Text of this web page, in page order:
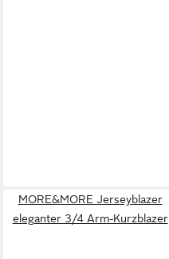
MORE&MORE Jerseyblazer
eleganter 3/4 Arm-Kurzblazer